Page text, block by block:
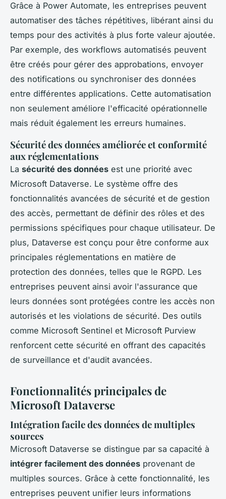
Grâce à Power Automate, les entreprises peuvent
automatiser des tâches répétitives, libérant ainsi du
temps pour des activités à plus forte valeur ajoutée.
Par exemple, des workflows automatisés peuvent
être créés pour gérer des approbations, envoyer
des notifications ou synchroniser des données
entre différentes applications. Cette automatisation
non seulement améliore l'efficacité opérationnelle
mais réduit également les erreurs humaines.
Sécurité des données améliorée et conformité
aux réglementations
La sécurité des données est une priorité avec
Microsoft Dataverse. Le système offre des
fonctionnalités avancées de sécurité et de gestion
des accès, permettant de définir des rôles et des
permissions spécifiques pour chaque utilisateur. De
plus, Dataverse est conçu pour être conforme aux
principales réglementations en matière de
protection des données, telles que le RGPD. Les
entreprises peuvent ainsi avoir l'assurance que
leurs données sont protégées contre les accès non
autorisés et les violations de sécurité. Des outils
comme Microsoft Sentinel et Microsoft Purview
renforcent cette sécurité en offrant des capacités
de surveillance et d'audit avancées.
Fonctionnalités principales de
Microsoft Dataverse
Intégration facile des données de multiples
sources
Microsoft Dataverse se distingue par sa capacité à
intégrer facilement des données provenant de
multiples sources. Grâce à cette fonctionnalité, les
entreprises peuvent unifier leurs informations